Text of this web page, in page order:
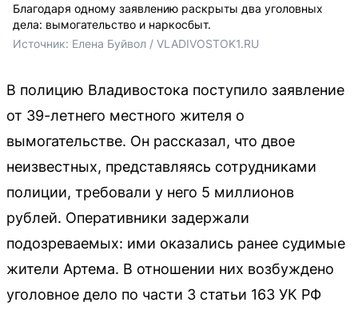
Благодаря одному заявлению раскрыты два уголовных
дела: вымогательство и наркосбыт.
Источник: Елена Буйвол / VLADIVOSTOK1.RU
В полицию Владивостока поступило заявление
от 39-летнего местного жителя о
вымогательстве. Он рассказал, что двое
неизвестных, представляясь сотрудниками
полиции, требовали у него 5 миллионов
рублей. Оперативники задержали
подозреваемых: ими оказались ранее судимые
жители Артема. В отношении них возбуждено
уголовное дело по части 3 статьи 163 УК РФ